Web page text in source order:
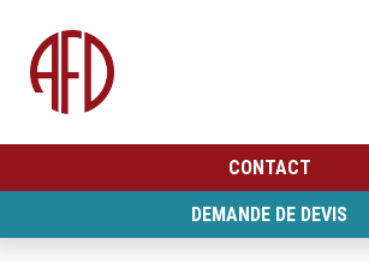
CONTACT
DEMANDE DE DEVIS